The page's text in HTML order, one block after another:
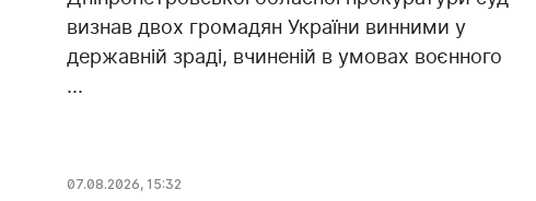
визнав двох громадян України винними у
державній зраді, вчиненій в умовах воєнного
...
07.08.2026, 15:32